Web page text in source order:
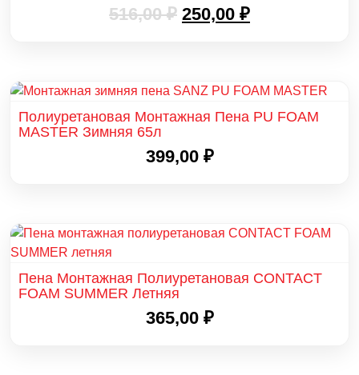
516,00₽ Первоначальная
250,00 ₽Текущая
Полиуретановая Монтажная Пена PU FOAM
MASTER Зимняя 65л
399,00 ₽
Пена Монтажная Полиуретановая CONTACT
FOAM SUMMER Летняя
365,00 ₽